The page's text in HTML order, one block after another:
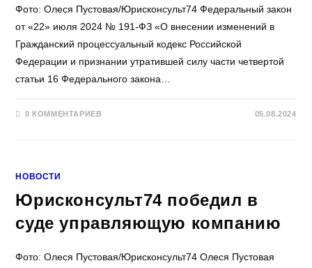
Фото: Олеся Пустовая/Юрисконсульт74 Федеральный закон
от «22» июля 2024 № 191-ФЗ «О внесении изменений в
Гражданский процессуальный кодекс Российской
Федерации и признании утратившей силу части четвертой
статьи 16 Федерального закона…
0 КОММЕНТАРИЕВ 05.08.2024
НОВОСТИ
Юрисконсульт74 победил в
суде управляющую компанию
Фото: Олеся Пустовая/Юрисконсульт74 Олеся Пустовая